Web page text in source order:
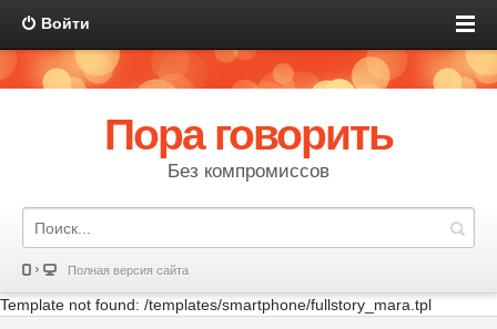
Войти
Пора говорить
Без компромиссов
Полная версия сайта
Template not found: /templates/smartphone/fullstory_mara.tpl